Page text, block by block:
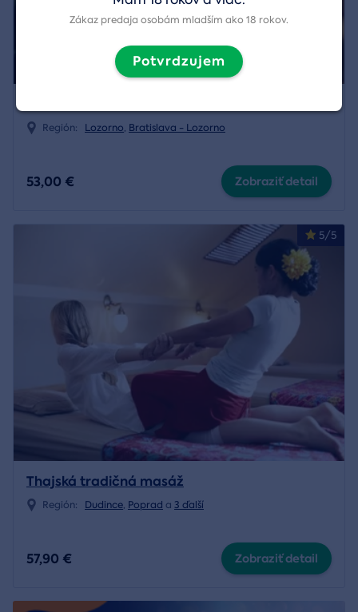
Región: Lozorno, Bratislava - Lozorno
53,00 € Zobraziť detail
5/5
Thajská tradičná masáž
Región: Dudince, Poprad a 3 ďalší
57,90 € Zobraziť detail
Zákaz predaja osobám mladším ako 18 rokov.
Potvrdzujem